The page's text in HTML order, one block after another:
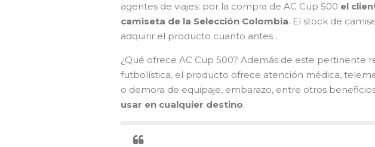
agentes de viajes: por la compra de AC Cup 500 el
camiseta de la Selección Colombia. El stock de
adquirir el producto cuanto antes .
¿Qué ofrece AC Cup 500? Además de este pertinente
futbolística, el producto ofrece atención médica,
o demora de equipaje, embarazo, entre otros
usar en cualquier destino.